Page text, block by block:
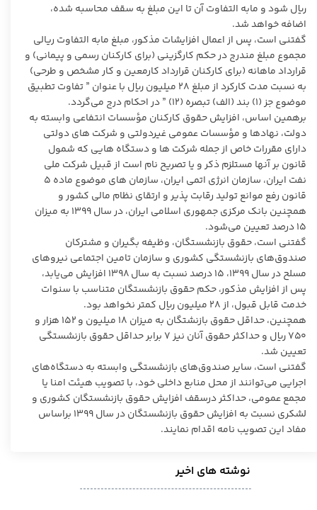
ریال شود و مابه التفاوت آن تا این مبلغ به سقف محاسبه شده،
اضافه خواهد شد.
گفتنی است، پس از اعمال افزایشات مذکور، مبلغ مابه التفاوت ریالی
مجموع مبلغ مندرج در حکم کارگزینی (برای کارکنان رسمی و پیمانی) و
قرارداد ماهانه (برای کارکنان قرارداد کارمعین و کار مشخص و طرحی)
به نسبت مدت کارکرد از مبلغ ۲۸ میلیون ریال با عنوان ” تفاوت تطبیق
موضوع جز (۱) بند (الف) تبصره (۱۲) ” در احکام درج می‌گردد.
برهمین اساس، افزایش حقوق کارکنان مؤسسات انتفاعی وابسته به
دولت، نهادها و مؤسسات عمومی غیردولتی و شرکت های دولتی
دارای مقررات خاص از جمله شرکت ها و دستگاه هایی که شمول
قانون بر آنها مستلزم ذکر و یا تصریح نام است از قبیل شرکت ملی
نفت ایران، سازمان انرژی اتمی ایران، سازمان های موضوع ماده ۵
قانون رفع موانع تولید رقابت پذیر و ارتقای نظام مالی کشور و
همچنین بانک مرکزی جمهوری اسلامی ایران، در سال ۱۳۹۹ به میزان
۱۵ درصد تعیین می‌شود.
گفتنی است، حقوق بازنشستگان، وظیفه بگیران و مشترکان
صندوق‌های بازنشستگی کشوری و سازمان تامین اجتماعی نیرو‌های
مسلح در سال ۱۳۹۹، ۱۵ درصد نسبت به سال ۱۳۹۸ افزایش می‌یابد،
پس از افزایش مذکور، حکم حقوق بازنشستگان متناسب با سنوات
خدمت قابل قبول، از ۲۸ میلیون ریال کمتر نخواهد بود.
همچنین، حداقل حقوق بازنشتگان به میزان ۱۸ میلیون و ۱۵۲ هزار و
۷۵۰ ریال و حداکثر حقوق آنان نیز ۷ برابر حداقل حقوق بازنشستگی
تعیین شد.
گفتنی است، سایر صندوق‌های بازنشستگی وابسته به دستگاه‌های
اجرایی می‌توانند از محل منابع داخلی خود، با تصویب هیئت امنا یا
مجمع عمومی، حداکثر درسقف افزایش حقوق بازنشستگان کشوری و
لشکری نسبت به افزایش حقوق بازنشستگان در سال ۱۳۹۹ براساس
مفاد این تصویب نامه اقدام نمایند.
نوشته های اخیر